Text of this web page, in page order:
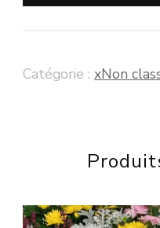
(Catégorie : xNon